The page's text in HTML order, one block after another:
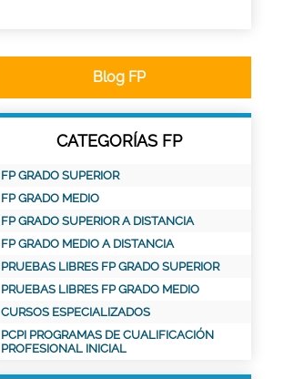
Blog FP
CATEGORÍAS FP
FP GRADO SUPERIOR
FP GRADO MEDIO
FP GRADO SUPERIOR A DISTANCIA
FP GRADO MEDIO A DISTANCIA
PRUEBAS LIBRES FP GRADO SUPERIOR
PRUEBAS LIBRES FP GRADO MEDIO
CURSOS ESPECIALIZADOS
PCPI PROGRAMAS DE CUALIFICACIÓN
PROFESIONAL INICIAL